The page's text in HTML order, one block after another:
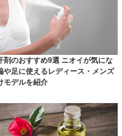
剤のおすすめ9選 ニオイが気にな
や足に使えるレディース・メンズ
モデルを紹介